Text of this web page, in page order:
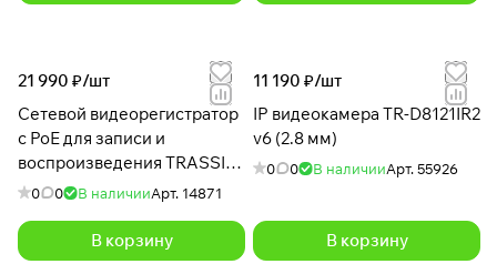
21 990 ₽/шт
Сетевой видеорегистратор
c PoE для записи и
воспроизведения TRASSIR
TR-N1108P
0 0 В наличииАрт. 14871
В корзину
11 190 ₽/шт
IP видеокамера TR-D8121IR2
v6 (2.8 мм)
0 0 В наличииАрт.55926
В корзину